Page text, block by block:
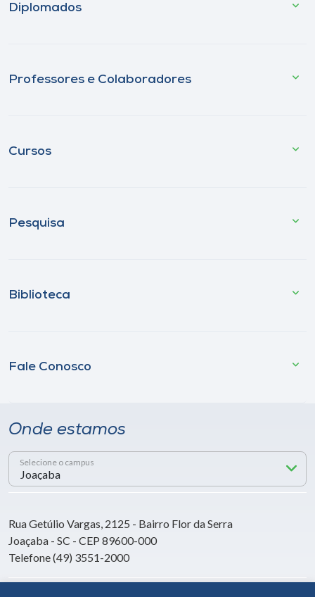
Diplomados
Professores e Colaboradores
Cursos
Pesquisa
Biblioteca
Fale Conosco
Onde estamos
Selecione o campus
Rua Getúlio Vargas, 2125 - Bairro Flor da Serra
Joaçaba - SC - CEP 89600-000
Telefone (49) 3551-2000